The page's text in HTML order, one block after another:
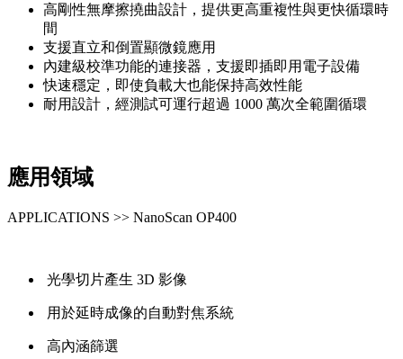
高剛性無摩擦撓曲設計，提供更高重複性與更快循環時
間
支援直立和倒置顯微鏡應用
內建級校準功能的連接器，支援即插即用電子設備
快速穩定，即使負載大也能保持高效性能
耐用設計，經測試可運行超過 1000 萬次全範圍循環
應用領域
APPLICATIONS >> NanoScan OP400
光學切片產生 3D 影像
用於延時成像的自動對焦系統
高內涵篩選